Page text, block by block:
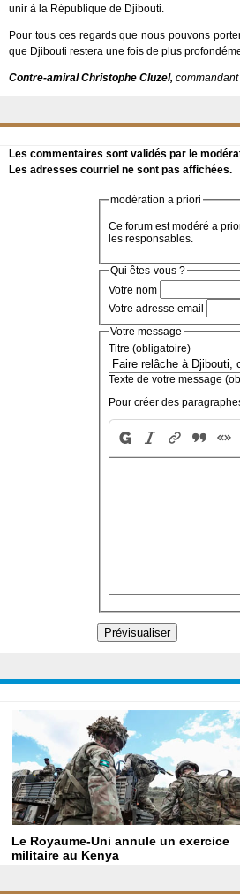
unir à la République de Djibouti.
Pour tous ces regards que nous pouvons
que Djibouti restera une fois de plus
Contre-amiral Christophe Cluzel,
Les commentaires sont validés par le
Les adresses courriel ne sont pas affichées.
modération a priori
Ce forum est modéré a
les responsables.
Qui êtes-vous ?
Votre nom
Votre adresse email
Votre message
Titre (obligatoire)
Texte de votre message
Pour créer des
Le Royaume-Uni annule un exercice
militaire au Kenya